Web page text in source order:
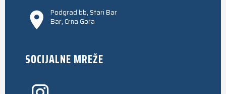
Podgrad bb, Stari Bar
Bar, Crna Gora
SOCIJALNE MREŽE